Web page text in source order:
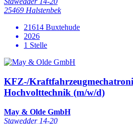
25469 Halstenbek
21614 Buxtehude
2026
1 Stelle
KFZ-/
Hochvolttechnik (m/w/d)
May & Olde GmbH
Stawedder 14-20